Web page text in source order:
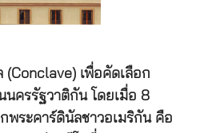
เพื่อคัดเลือก
ครรัฐวาติกัน โดยเมื่อ 8
พระคาร์ดินัลชาวอเมริกัน คือ